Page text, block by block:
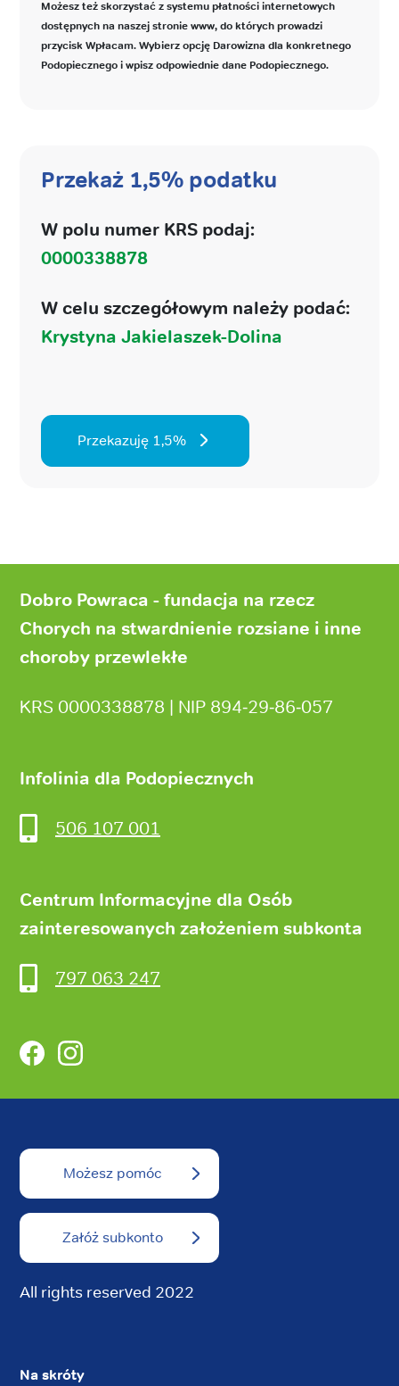
Możesz też skorzystać z systemu płatności internetowych
dostępnych na naszej stronie www, do których prowadzi
przycisk Wpłacam. Wybierz opcję Darowizna dla konkretnego
Podopiecznego i wpisz odpowiednie dane Podopiecznego.
Przekaż 1,5% podatku
W polu numer KRS podaj:
0000338878
W celu szczegółowym należy podać:
Krystyna Jakielaszek-Dolina
Przekazuję 1,5%
stronyDobro Powraca - fundacja na rzecz
Chorych na stwardnienie rozsiane i inne
choroby przewlekłe
KRS 0000338878 | NIP 894‑29‑86‑057
Infolinia dla Podopiecznych
506 107 001
Centrum Informacyjne dla Osób
zainteresowanych założeniem subkonta
797 063 247
FacebookInstagram
Możesz pomóc
Załóż subkonto
All rights reserved 2022
Na skróty